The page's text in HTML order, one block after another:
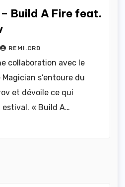
Build A Fire feat.
REMI.CRD
collaboration avec le
s’entoure du
et dévoile ce qui
« Build A…